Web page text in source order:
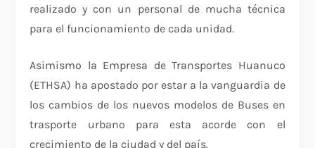
realizado y con un personal de mucha técnica
para el funcionamiento de cada unidad.
Asimismo la Empresa de Transportes Huanuco
(ETHSA) ha apostado por estar a la vanguardia de
los cambios de los nuevos modelos de Buses en
trasporte urbano para esta acorde con el
crecimiento de la ciudad y del país.